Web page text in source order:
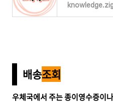
배송조회
우체국에서 주는 종이영수증이